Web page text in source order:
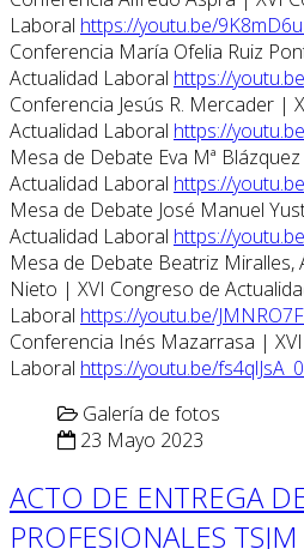
Laboral https://youtu.be/
Conferencia María Ofelia Ruiz
Actualidad Laboral https://
Conferencia Jesús R. Mercader |
Actualidad Laboral https://
Mesa de Debate Eva Mª
Actualidad Laboral https://
Mesa de Debate José Manuel
Actualidad Laboral https://
Mesa de Debate Beatriz Miralles,
Nieto | XVI Congreso de
Laboral https://youtu.be/
Conferencia Inés Mazarrasa |
Laboral https://youtu.be/
Galería de fotos
23 Mayo 2023
ACTO DE ENTREGA
PROFESIONALES TSJM